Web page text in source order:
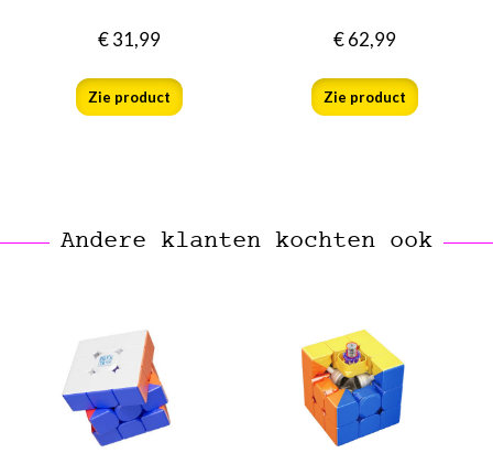
€31,99
Zie product
€62,99
Zie product
Andere klanten kochten ook